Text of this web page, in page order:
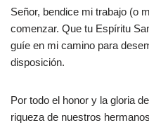
Señor, bendice mi trabajo (o
comenzar. Que tu Espíritu
guíe en mi camino para
disposición.
Por todo el honor y la gloria
riqueza de nuestros